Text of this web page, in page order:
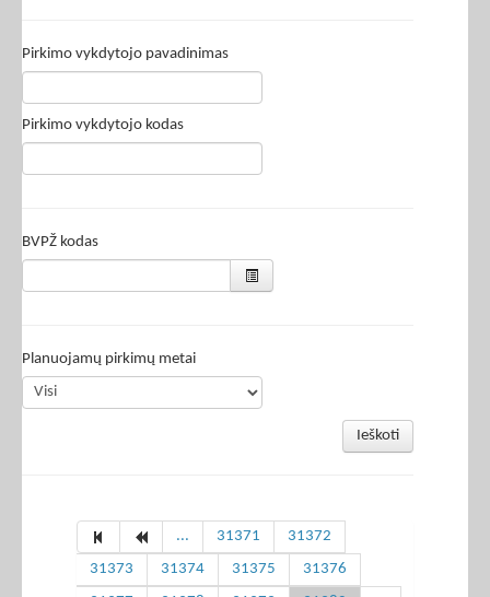
Pirkimo vykdytojo pavadinimas
Pirkimo vykdytojo kodas
BVPŽ kodas
Planuojamų pirkimų metai
Ieškoti
... 31371
31372
31373
31374 31375
31376